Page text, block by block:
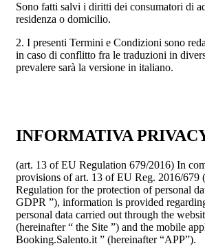
Sono fatti salvi i diritti dei consumatori di
residenza o domicilio.
2. I presenti Termini e Condizioni sono
in caso di conflitto fra le traduzioni in
prevalere sarà la versione in italiano.
INFORMATIVA
(art. 13 of EU Regulation 679/2016) In
provisions of art. 13 of EU Reg. 2016/679
Regulation for the protection of personal
GDPR ”), information is provided
personal data carried out through the
(hereinafter “ the Site ”) and the mobile
Booking.Salento.it ” (hereinafter “APP”).